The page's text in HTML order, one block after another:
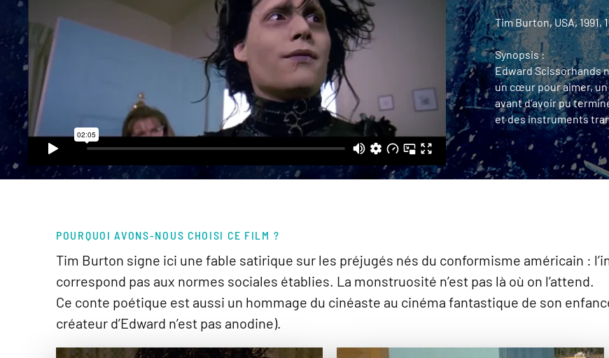
Tim Burton, USA, 1991,
Synopsis :
Edward Scissorhands
un cœur pour aimer,
avant d'avoir pu
et des instruments
POURQUOI AVONS-NOUS CHOISI CE FILM ?
Tim Burton signe ici une fable satirique sur les préjugés nés du conformisme américain :
correspond pas aux normes sociales établies. La monstruosité n’est pas là où on l’attend.
Ce conte poétique est aussi un hommage du cinéaste au cinéma fantastique de son
créateur d’Edward n’est pas anodine).